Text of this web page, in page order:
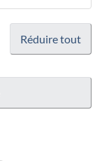
Réduire tout